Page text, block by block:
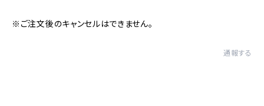
※ご注文後のキャンセルはできません。
通報する